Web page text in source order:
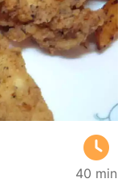
40 min